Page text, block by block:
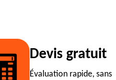
Devis gratuit
Évaluation rapide, sans